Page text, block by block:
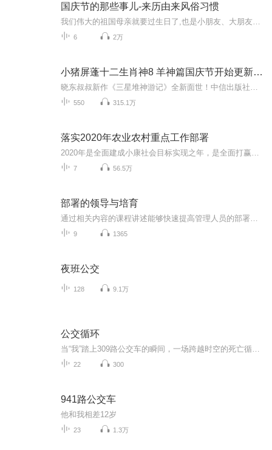
国庆节的那些事儿-来历由来风俗习惯
6 2万
小猪屏蓬十二生肖神8 羊神篇国庆节开始更新啦！
550 315.1万
落实2020年农业农村重点工作部署
7 56.5万
部署的领导与培育
9 1365
夜班公交
128 9.1万
公交循环
22 300
941路公交车
他和我相差12岁
23 1.3万